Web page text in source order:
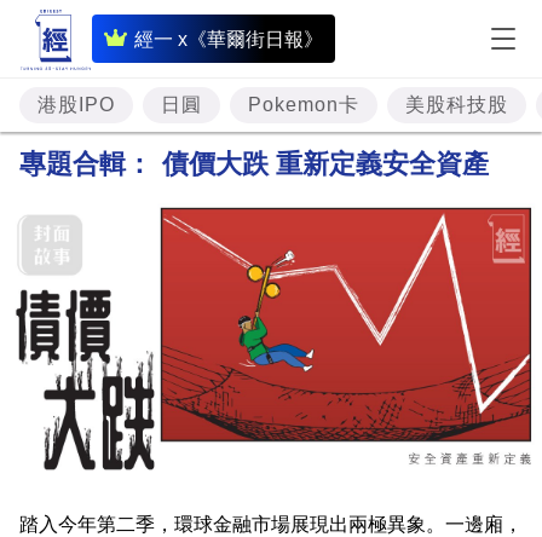
經一 x《華爾街日報》
即
時
財
經
題
樓
市
理
財
商
港股IPO 日圓 Pokemon卡 美股科技股
專題合輯： 債價大跌 重新定義安全資產
踏入今年第二季，環球金融市場展現出兩極異象。一邊廂，